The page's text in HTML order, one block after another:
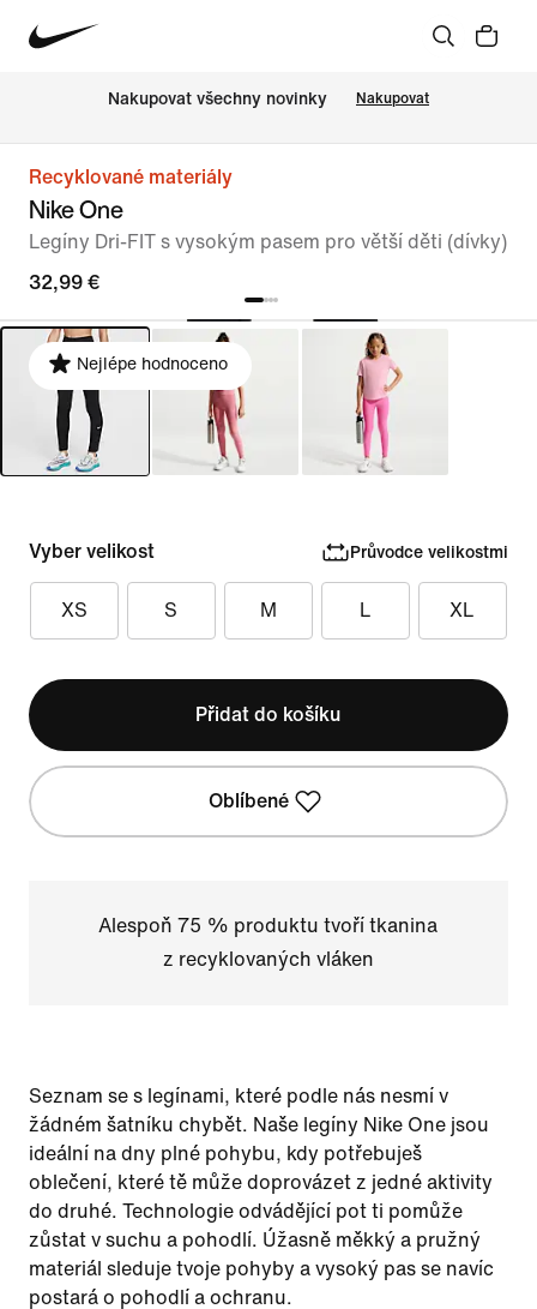
Nakupovat všechny novinky Nakupovat
Recyklované materiály
Nike One
Legíny Dri-FIT s vysokým pasem pro větší děti (dívky)
32,99 €
Nejlépe hodnoceno
Vyber velikost Průvodce velikostmi
XS S M L XL
Přidat do košíku
Oblíbené
Alespoň 75 % produktu tvoří tkanina
z recyklovaných vláken
Seznam se s legínami, které podle nás nesmí v
žádném šatníku chybět. Naše legíny Nike One jsou
ideální na dny plné pohybu, kdy potřebuješ
oblečení, které tě může doprovázet z jedné aktivity
do druhé. Technologie odvádějící pot ti pomůže
zůstat v suchu a pohodlí. Úžasně měkký a pružný
materiál sleduje tvoje pohyby a vysoký pas se navíc
postará o pohodlí a ochranu.